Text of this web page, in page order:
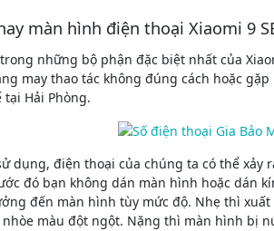
màn hình điện thoại Xiaomi 9
những bộ phận đặc biệt nhất của
may thao tác không đúng cách hoặc
Hải Phòng.
dụng, điện thoại của chúng ta có thể
đó bạn không dán màn hình hoặc dán
đến màn hình tùy mức độ. Nhẹ thì
màu đột ngột. Nặng thì màn hình bị